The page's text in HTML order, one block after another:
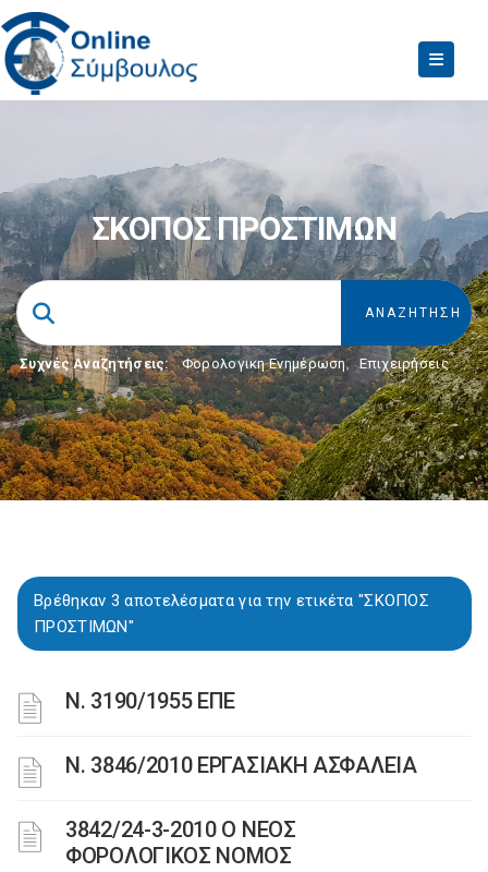
ΣΚΟΠΟΣ ΠΡΟΣΤΙΜΩΝ
Συχνές Αναζητήσεις: Φορολογικη Ενημέρωση, Επιχειρήσεις
Βρέθηκαν 3 αποτελέσματα για την ετικέτα "ΣΚΟΠΟΣ
ΠΡΟΣΤΙΜΩΝ"
Ν. 3190/1955 ΕΠΕ
Ν. 3846/2010 ΕΡΓΑΣΙΑΚΗ ΑΣΦΑΛΕΙΑ
3842/24-3-2010 Ο ΝΕΟΣ
ΦΟΡΟΛΟΓΙΚΟΣ ΝΟΜΟΣ